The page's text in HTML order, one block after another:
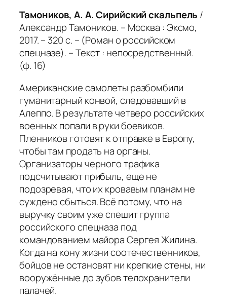
Тамоников, А. А. Сирийский скальпель /
Александр Тамоников. – Москва : Эксмо,
2017. – 320 с. – (Роман о российском
спецназе). – Текст : непосредственный.
(ф. 16)
Американские самолеты разбомбили
гуманитарный конвой, следовавший в
Алеппо. В результате четверо российских
военных попали в руки боевиков.
Пленников готовят к отправке в Европу,
чтобы там продать на органы.
Организаторы черного трафика
подсчитывают прибыль, еще не
подозревая, что их кровавым планам не
суждено сбыться. Всё потому, что на
выручку своим уже спешит группа
российского спецназа под
командованием майора Сергея Жилина.
Когда на кону жизни соотечественников,
бойцов не остановят ни крепкие стены, ни
вооружённые до зубов телохранители
палачей.